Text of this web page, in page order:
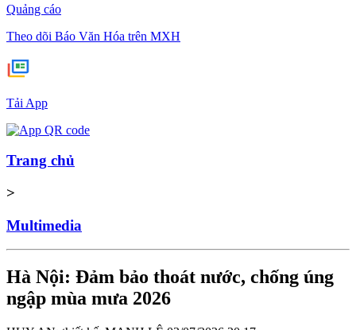
Quảng cáo
Theo dõi Báo Văn Hóa trên MXH
Tải App
Trang chủ
>
Multimedia
Hà Nội: Đảm bảo thoát nước, chống úng
ngập mùa mưa 2026